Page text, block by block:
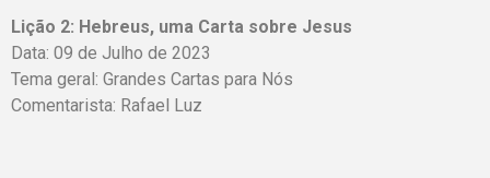
Lição 2: Hebreus, uma Carta sobre Jesus
Data: 09 de Julho de 2023
Tema geral: Grandes Cartas para Nós
Comentarista: Rafael Luz